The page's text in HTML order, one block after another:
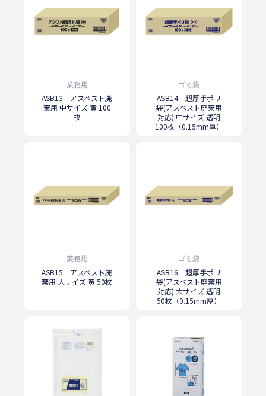
業務用
ASB13 アスベスト廃
棄用 中サイズ 黄 100
枚
ゴミ袋
ASB14 超厚手ポリ
袋(アスベスト廃棄用
対応) 中サイズ 透明
100枚（0.15mm厚）
業務用
ASB15 アスベスト廃
棄用 大サイズ 黄 50枚
ゴミ袋
ASB16 超厚手ポリ
袋(アスベスト廃棄用
対応) 大サイズ 透明
50枚（0.15mm厚）